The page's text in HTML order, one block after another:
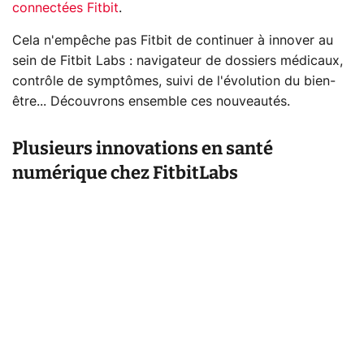
connectées Fitbit.
Cela n'empêche pas Fitbit de continuer à innover au
sein de Fitbit Labs : navigateur de dossiers médicaux,
contrôle de symptômes, suivi de l'évolution du bien-
être... Découvrons ensemble ces nouveautés.
Plusieurs innovations en santé
numérique chez FitbitLabs